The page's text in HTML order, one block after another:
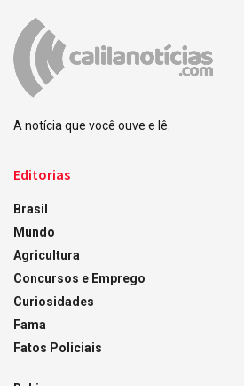
A notícia que você ouve e lê.
Editorias
Brasil
Mundo
Agricultura
Concursos e Emprego
Curiosidades
Fama
Fatos Policiais